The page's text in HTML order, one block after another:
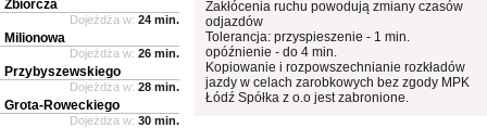
Zakłócenia ruchu powodują zmiany czasów
odjazdów
Tolerancja: przyspieszenie - 1 min.
opóźnienie - do 4 min.
Kopiowanie i rozpowszechnianie rozkładów
jazdy w celach zarobkowych bez zgody MPK
Łódź Spółka z o.o jest zabronione.
Zbiorcza
Dojeżdża w: 24 min.
Milionowa
Dojeżdża w: 26 min.
Przybyszewskiego
Dojeżdża w: 28 min.
Grota-Roweckiego
Dojeżdża w: 30 min.